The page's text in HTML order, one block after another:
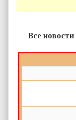
Все новости